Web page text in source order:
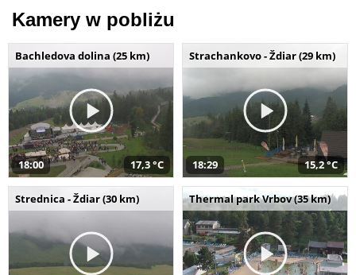
Kamery w pobliżu
Bachledova dolina (25 km)
18:00 17,3 °C
Strachankovo - Ždiar (29 km)
18:29 15,2 °C
Strednica - Ždiar (30 km) Thermal park Vrbov (35 km)